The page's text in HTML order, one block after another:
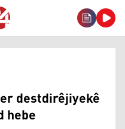
destdirêjiyekê
hebe